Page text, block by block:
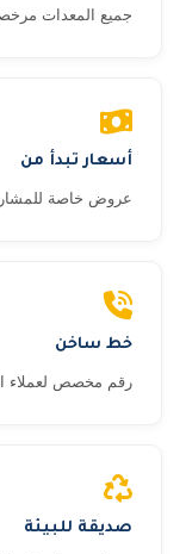
جميع المعدات
أسعار تبدأ من
عروض خاصة
خط ساخن
رقم مخصص لعملاء
صديقة للبيئة